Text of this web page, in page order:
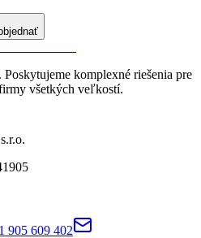
. Poskytujeme komplexné riešenia pre
všetkých veľkostí.
905 609 402